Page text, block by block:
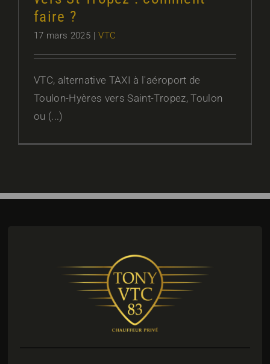
faire ?
17 mars 2025 VTC
VTC, alternative TAXI à l'aéroport de
Toulon-Hyères vers Saint-Tropez, Toulon
ou (...)